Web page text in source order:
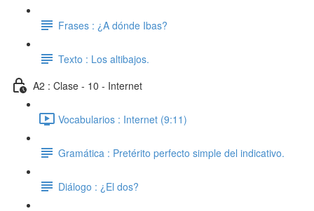
Frases : ¿A dónde Ibas?
Texto : Los altibajos.
A2 : Clase - 10 - Internet
Vocabularios : Internet (9:11)
Gramática : Pretérito perfecto simple del indicativo.
Diálogo : ¿El dos?